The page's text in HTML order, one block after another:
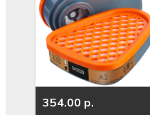
354.00 p.